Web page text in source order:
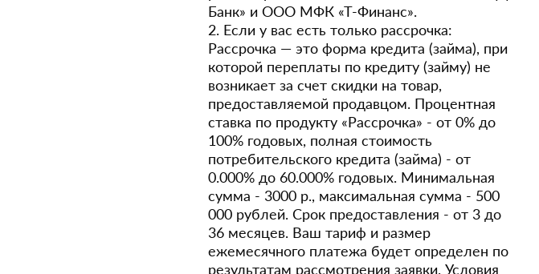
Банк» и ООО МФК «Т-Финанс».
2. Если у вас есть только рассрочка:
Рассрочка — это форма кредита (займа), при
которой переплаты по кредиту (займу) не
возникает за счет скидки на товар,
предоставляемой продавцом. Процентная
ставка по продукту «Рассрочка» - от 0% до
100% годовых, полная стоимость
потребительского кредита (займа) - от
0.000% до 60.000% годовых. Минимальная
сумма - 3000 р., максимальная сумма - 500
000 рублей. Срок предоставления - от 3 до
36 месяцев. Ваш тариф и размер
ежемесячного платежа будет определен по
результатам рассмотрения заявки. Условия